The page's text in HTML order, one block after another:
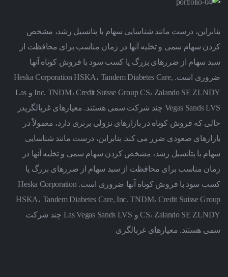
بنابراین، درست مانند شناسایی سهام با پتانسیل رشد، مشخص
کردن سهام سمی و تخلیه آنها در زمان مناسب برای محافظت از
سبد سهام از ضررهای بزرگ یا کسب سود با فروش کوتاه آنها
ضروری است. Heska Corporation HSKA، Tandem Diabetes Care,
Inc. TNDM، Credit Suisse Group CS، Zalando SE ZLNDY و Las
Vegas Sands LVS چند شرکت سمی هستند. معیارهای غربالگریدر
حالی که فروش کوتاه در بازارهای نزولی برتری دارد، معمولاً در
بازارهای صعودی ضرر می کند. بنابراین، درست مانند شناسایی
سهام با پتانسیل رشد، مشخص کردن سهام سمی و تخلیه آنها در
زمان مناسب برای محافظت از سبد سهام از ضررهای بزرگ یا
کسب سود با فروش کوتاه آنها ضروری است. Heska Corporation
HSKA، Tandem Diabetes Care, Inc. TNDM، Credit Suisse Group
CS، Zalando SE ZLNDY و Las Vegas Sands LVS چند شرکت
سمی هستند. معیارهای غربالگری